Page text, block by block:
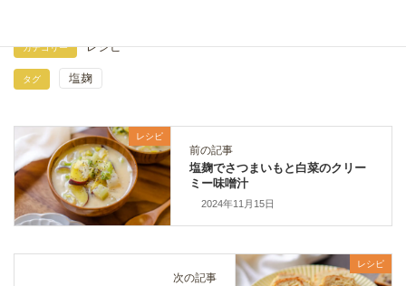
カテゴリー レシピ
タグ 塩麹
レシピ
前の記事
塩麹でさつまいもと白菜のクリー
ミー味噌汁
2024年11月15日
レシピ
次の記事